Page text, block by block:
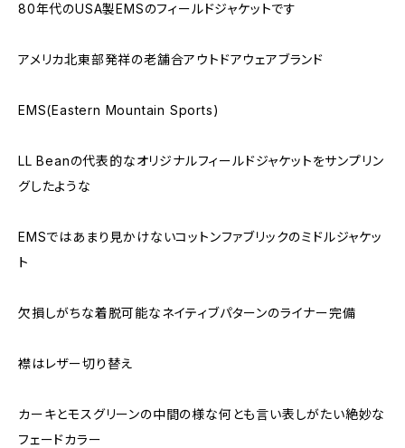
80年代のUSA製EMSのフィールドジャケットです
アメリカ北東部発祥の老舗合アウトドアウェアブランド
EMS(Eastern Mountain Sports)
LL Beanの代表的なオリジナルフィールドジャケットをサンプリン
グしたような
EMSではあまり見かけないコットンファブリックのミドルジャケッ
ト
欠損しがちな着脱可能なネイティブパターンのライナー完備
襟はレザー切り替え
カーキとモスグリーンの中間の様な何とも言い表しがたい絶妙な
フェードカラー